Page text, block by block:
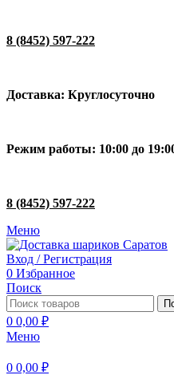
8 (8452) 597-222
Доставка: Круглосуточно
Режим работы: 10:00 до
8 (8452) 597-222
Меню
Вход / Регистрация
0 Избранное
Поиск
0 0,00 ₽
Меню
0 0,00 ₽